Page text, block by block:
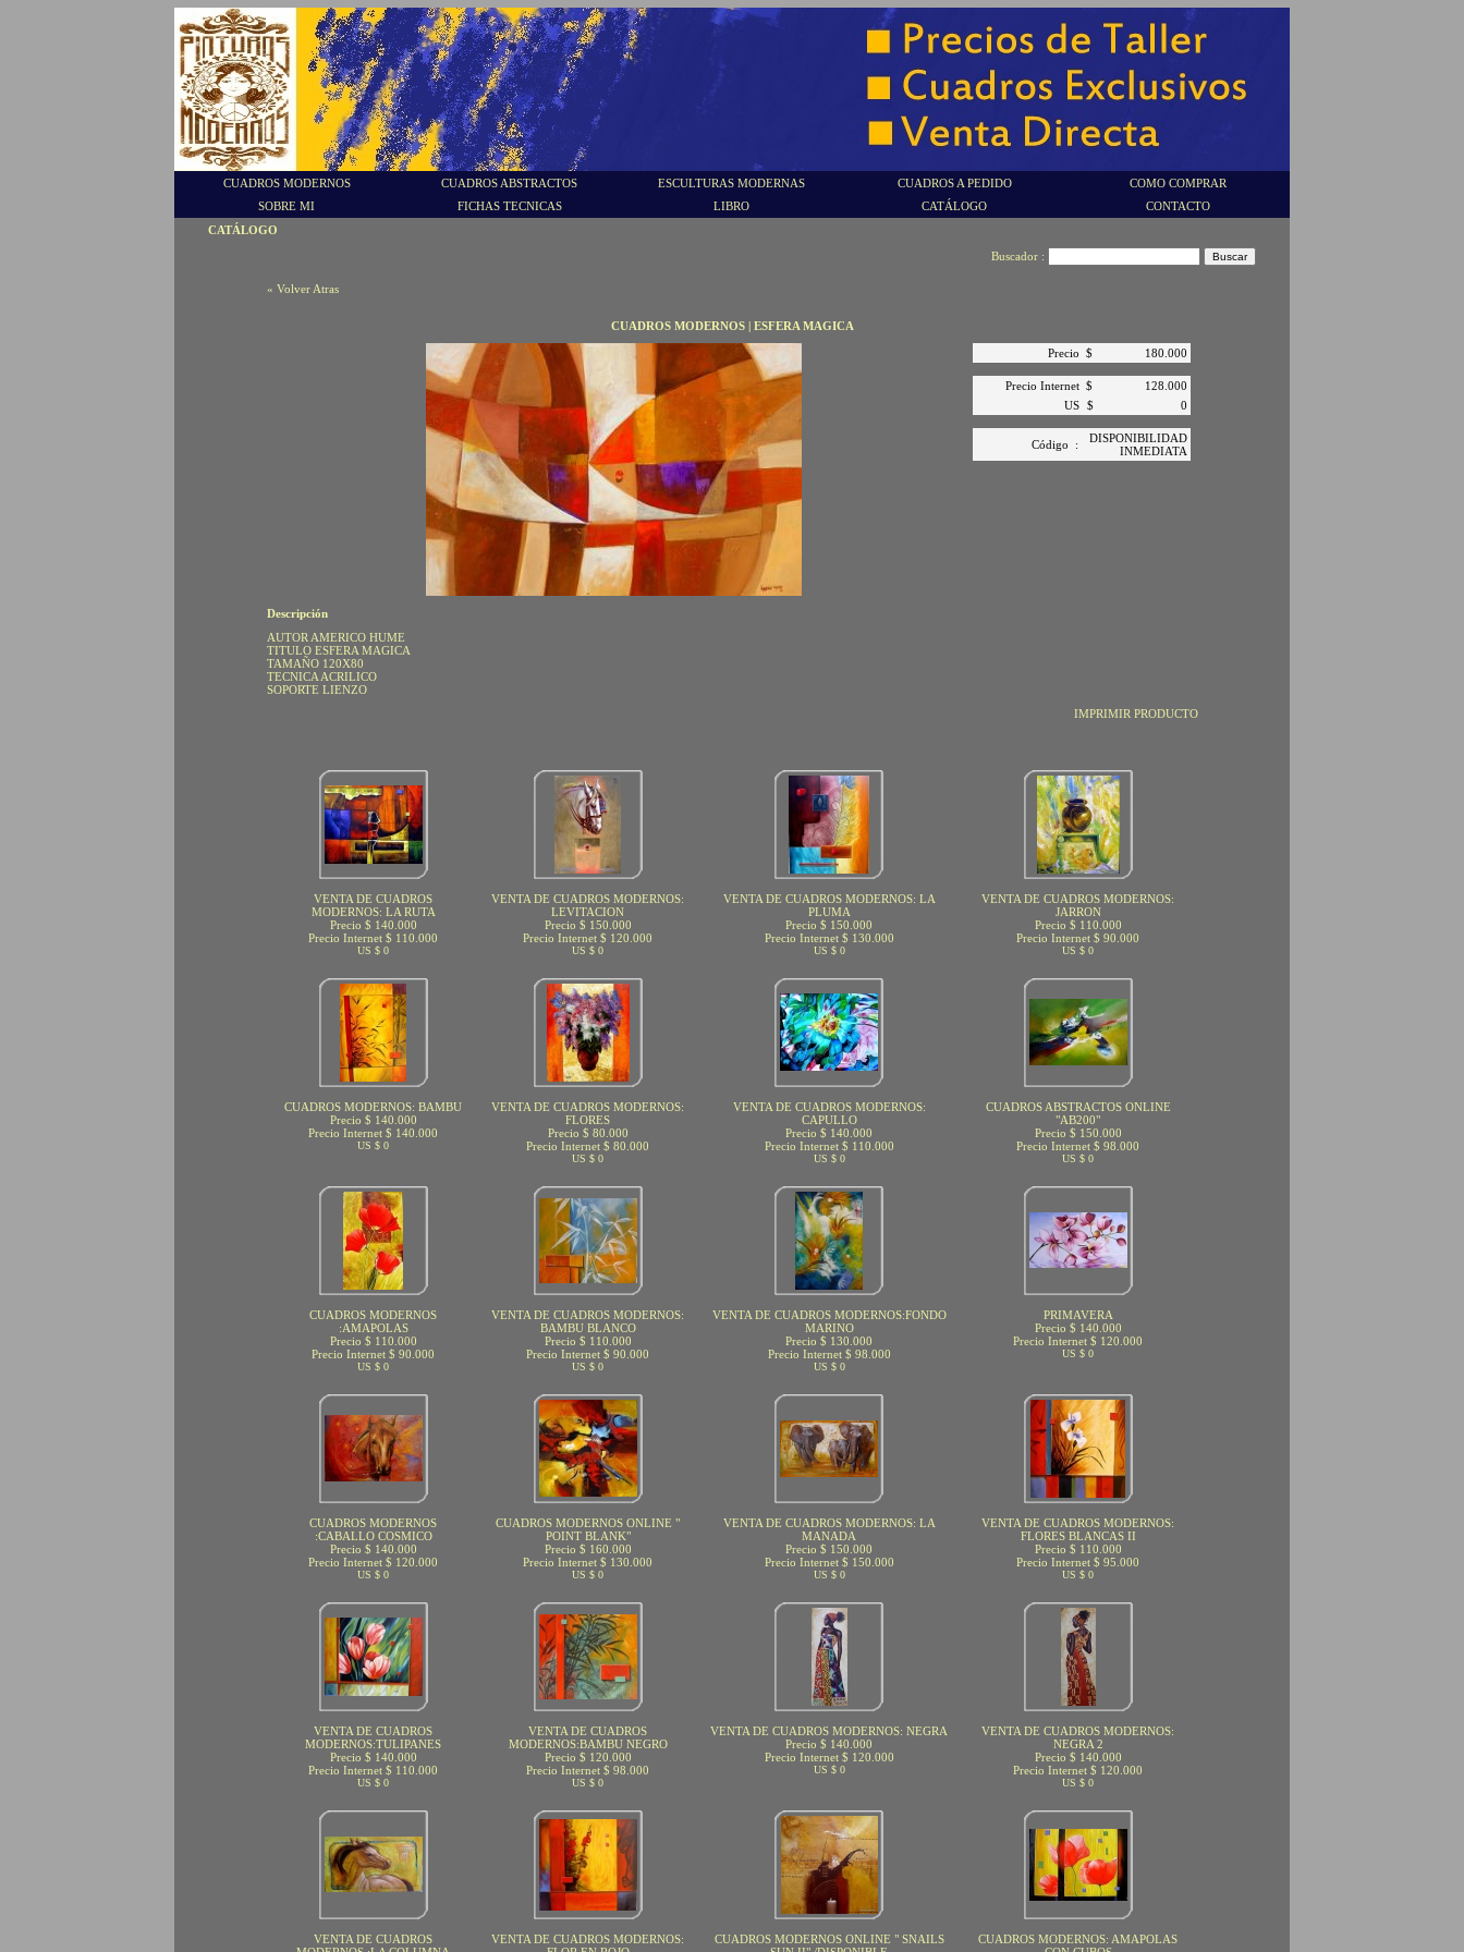
CUADROS MODERNOS CUADROS ABSTRACTOS ESCULTURAS MODERNAS CUADROS A PEDIDO
COMO COMPRAR
SOBRE MI
FICHAS TECNICAS LIBRO CATÁLOGO
CONTACTO
CATÁLOGO
Buscador :
« Volver Atras
CUADROS MODERNOS | ESFERA MAGICA
Precio $ 180.000
Precio Internet $
128.000
US
$ 0
Código :
DISPONIBILIDAD
INMEDIATA
Descripción
AUTOR AMERICO HUME
TITULO ESFERA MAGICA
TAMAÑO 120X80
TECNICA ACRILICO
SOPORTE LIENZO
IMPRIMIR PRODUCTO
VENTA DE CUADROS
MODERNOS: LA RUTA
Precio $ 140.000
Precio Internet $ 110.000
US $ 0
VENTA DE CUADROS MODERNOS:
LEVITACION
Precio $ 150.000
Precio Internet $ 120.000
US $ 0
VENTA DE CUADROS MODERNOS: LA
PLUMA
Precio $ 150.000
Precio Internet $ 130.000
US $ 0
VENTA DE CUADROS MODERNOS:
JARRON
Precio $ 110.000
Precio Internet $ 90.000
US $ 0
CUADROS MODERNOS: BAMBU
Precio $ 140.000
Precio Internet $ 140.000
US $ 0
VENTA DE CUADROS MODERNOS:
FLORES
Precio $ 80.000
Precio Internet $ 80.000
US $ 0
VENTA DE CUADROS MODERNOS:
CAPULLO
Precio $ 140.000
Precio Internet $ 110.000
US $ 0
CUADROS ABSTRACTOS ONLINE
"AB200"
Precio $ 150.000
Precio Internet $ 98.000
US $ 0
CUADROS MODERNOS
:AMAPOLAS
Precio $ 110.000
Precio Internet $ 90.000
US $ 0
VENTA DE CUADROS MODERNOS:
BAMBU BLANCO
Precio $ 110.000
Precio Internet $ 90.000
US $ 0
VENTA DE CUADROS MODERNOS:FONDO
MARINO
Precio $ 130.000
Precio Internet $ 98.000
US $ 0
PRIMAVERA
Precio $ 140.000
Precio Internet $ 120.000
US $ 0
CUADROS MODERNOS
:CABALLO COSMICO
Precio $ 140.000
Precio Internet $ 120.000
US $ 0
CUADROS MODERNOS ONLINE "
POINT BLANK"
Precio $ 160.000
Precio Internet $ 130.000
US $ 0
VENTA DE CUADROS MODERNOS: LA
MANADA
Precio $ 150.000
Precio Internet $ 150.000
US $ 0
VENTA DE CUADROS MODERNOS:
FLORES BLANCAS II
Precio $ 110.000
Precio Internet $ 95.000
US $ 0
VENTA DE CUADROS
MODERNOS:TULIPANES
Precio $ 140.000
Precio Internet $ 110.000
US $ 0
VENTA DE CUADROS
MODERNOS:BAMBU NEGRO
Precio $ 120.000
Precio Internet $ 98.000
US $ 0
VENTA DE CUADROS MODERNOS: NEGRA
Precio $ 140.000
Precio Internet $ 120.000
US $ 0
VENTA DE CUADROS MODERNOS:
NEGRA 2
Precio $ 140.000
Precio Internet $ 120.000
US $ 0
VENTA DE CUADROS
VENTA DE CUADROS MODERNOS:
CUADROS MODERNOS ONLINE " SNAILS
CUADROS MODERNOS: AMAPOLAS